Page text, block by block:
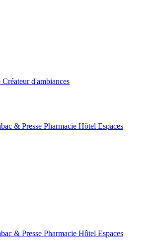
Créateur d'ambiances
& Presse Pharmacie Hôtel Espaces
& Presse Pharmacie Hôtel Espaces